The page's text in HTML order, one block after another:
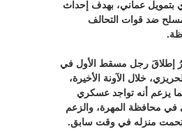
بتمويل عماني، بهدف إحداث
ضد قوات التحالف
إطلاقَ رجل مسقط الأول في
خلال الآونة الأخيرة،
يزعم أنه تواجد عسكري
في محافظة المهرة، والزعم
منزله في وقت سابق.